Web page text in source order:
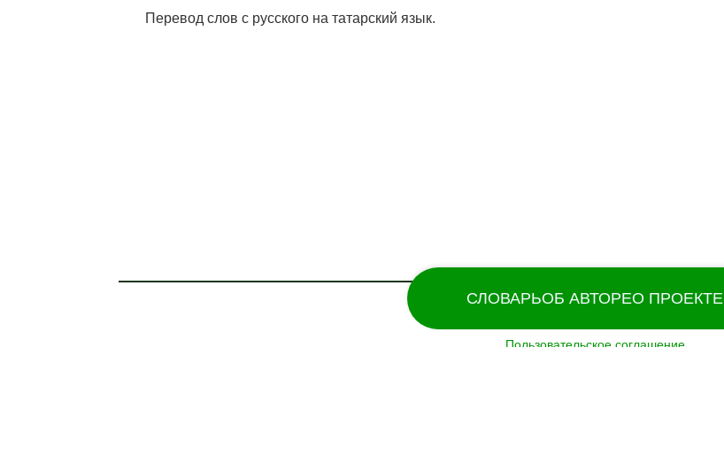
СЛОВАРЬОБ АВТОРЕО ПРОЕКТЕ
Перевод слов с русского на татарский язык.
Пользовательское соглашение